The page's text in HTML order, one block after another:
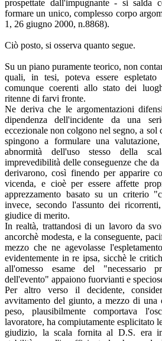
prospettate dall'impugnante - si salda
formare un unico, complesso corpo
1, 26 giugno 2000, n.8868).
Ciò posto, si osserva quanto segue.
Su un piano puramente teorico, non
quali, in tesi, poteva essere espletato
comunque coerenti allo stato dei
ritenne di farvi fronte.
Ne deriva che le argomentazioni
dipendenza dell'incidente da una
eccezionale non colgono nel segno, a sol
spingono a formulare una
abnormità dell'uso stesso della
imprevedibilità delle conseguenze che
derivarono, così finendo per apparire
vicenda, e cioè per essere affette
apprezzamento basato su un criterio
invece, secondo l'assunto dei
giudice di merito.
In realtà, trattandosi di un lavoro da
ancorchè modesta, e la conseguente,
mezzo che ne agevolasse
evidentemente in re ipsa, sicchè le
all'omesso esame del "necessario
dell'evento" appaiono fuorvianti e
Per altro verso il decidente,
avvitamento del giunto, a mezzo di una
peso, plausibilmente comportava
lavoratore, ha compiutamente esplicitato
giudizio, la scala fornita al D.S. era